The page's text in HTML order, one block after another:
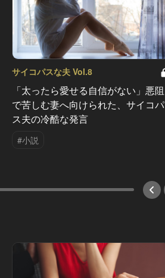
サイコパスな夫 Vol.8
「太ったら愛せる自信がない」悪阻
で苦しむ妻へ向けられた、サイコパ
ス夫の冷酷な発言
#小説